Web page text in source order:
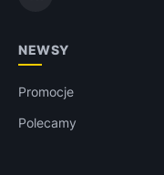
NEWSY
Promocje
Polecamy